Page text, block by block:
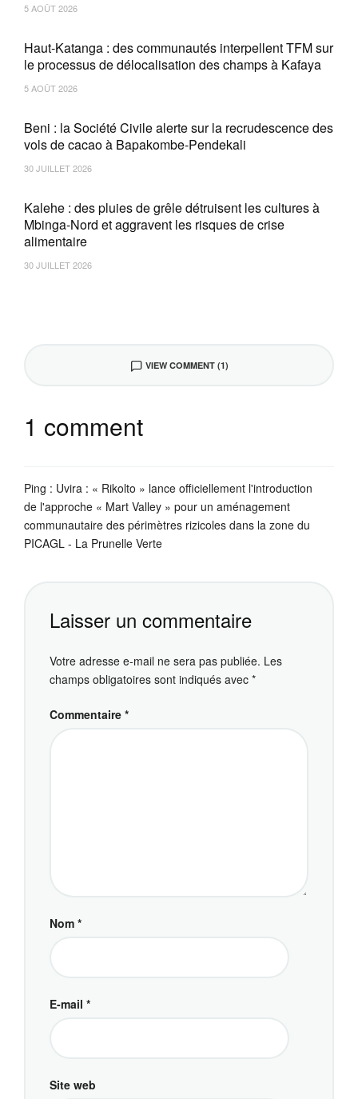
5 AOÛT 2026
Haut-Katanga : des communautés interpellent TFM sur
le processus de délocalisation des champs à Kafaya
5 AOÛT 2026
Beni : la Société Civile alerte sur la recrudescence des
vols de cacao à Bapakombe-Pendekali
30 JUILLET 2026
Kalehe : des pluies de grêle détruisent les cultures à
Mbinga-Nord et aggravent les risques de crise
alimentaire
30 JUILLET 2026
VIEW COMMENT (1)
1 comment
Ping : Uvira : « Rikolto » lance officiellement l'introduction
de l'approche « Mart Valley » pour un aménagement
communautaire des périmètres rizicoles dans la zone du
PICAGL - La Prunelle Verte
Laisser un commentaire
Votre adresse e-mail ne sera pas publiée. Les
champs obligatoires sont indiqués avec *
Commentaire *
Nom *
E-mail *
Site web